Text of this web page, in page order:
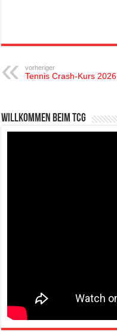
vorheriger
Tennis Crash-Kurs 2026
Willkommen beim TCG